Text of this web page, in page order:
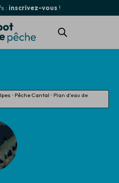
: inscrivez-vous !
• Pêche Cantal • Plan d’eau de